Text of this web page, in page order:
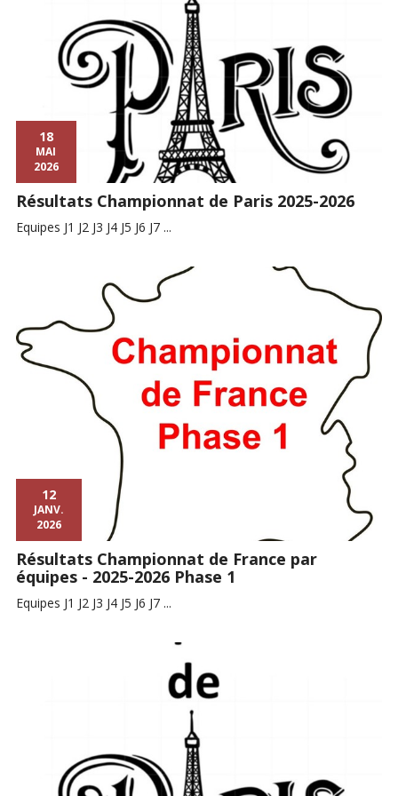
18
MAI
2026
Résultats Championnat de Paris 2025-2026
Equipes J1 J2 J3 J4 J5 J6 J7 ...
12
JANV.
2026
Résultats Championnat de France par
équipes - 2025-2026 Phase 1
Equipes J1 J2 J3 J4 J5 J6 J7 ...